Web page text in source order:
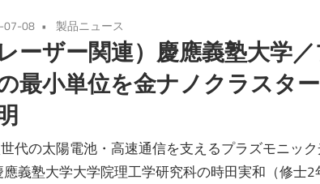
07-08 製品ニュース
レーザー関連）慶應義塾大学
最小単位を金ナノクラスタ
代の太陽電池・高速通信を支えるプラズモニッ
應義塾大学大学院理工学研究科の時田実和（修士